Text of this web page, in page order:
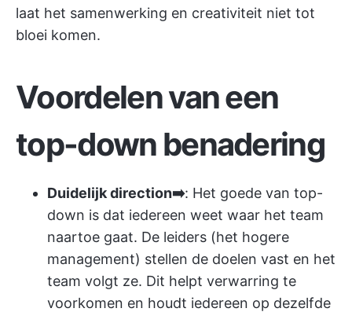
laat het samenwerking en creativiteit niet tot
bloei komen.
Voordelen van een
top-down benadering
Duidelijk direction➡️: Het goede van top-
down is dat iedereen weet waar het team
naartoe gaat. De leiders (het hogere
management) stellen de doelen vast en het
team volgt ze. Dit helpt verwarring te
voorkomen en houdt iedereen op dezelfde